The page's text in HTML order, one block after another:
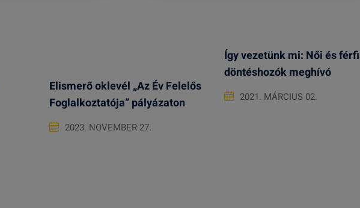
Elismerő oklevél „Az Év Felelős
Foglalkoztatója” pályázaton
2023. NOVEMBER 27.
Így vezetünk mi: Női és férfi
döntéshozók meghívó
2021. MÁRCIUS 02.